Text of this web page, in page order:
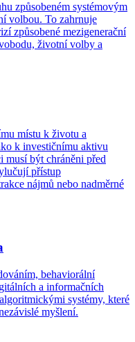
způsobeném systémovým
volbou. To zahrnuje
způsobené mezigenerační
životní volby a
místu k životu a
k investičnímu aktivu
musí být chráněni před
přístup
nájmů nebo nadměrné
behaviorální
a informačních
systémy, které
myšlení.